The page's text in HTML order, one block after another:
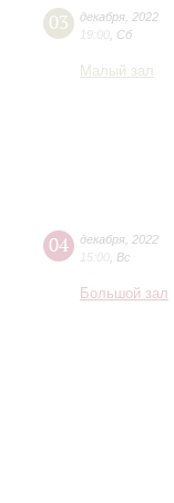
03 декабря 2022
19:00 Сб
Малый зал
04 декабря 2022
15:00 Вс
Большой зал